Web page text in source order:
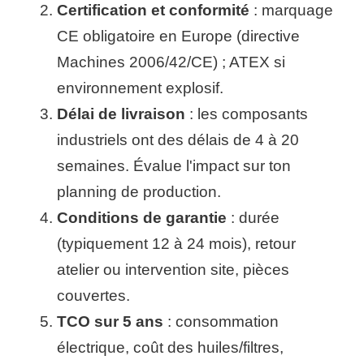
Certification et conformité : marquage
CE obligatoire en Europe (directive
Machines 2006/42/CE) ; ATEX si
environnement explosif.
Délai de livraison : les composants
industriels ont des délais de 4 à 20
semaines. Évalue l'impact sur ton
planning de production.
Conditions de garantie : durée
(typiquement 12 à 24 mois), retour
atelier ou intervention site, pièces
couvertes.
TCO sur 5 ans : consommation
électrique, coût des huiles/filtres,